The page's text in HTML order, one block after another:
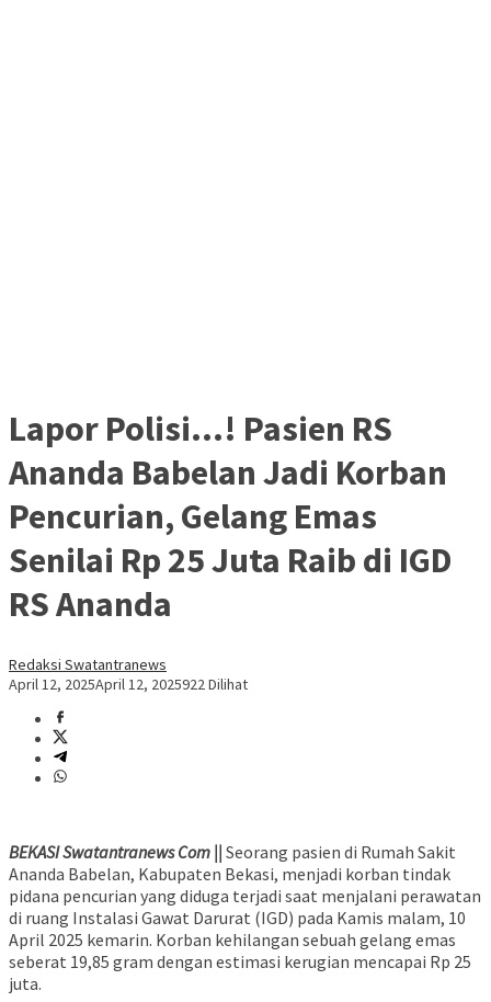
Lapor Polisi…! Pasien RS
Ananda Babelan Jadi Korban
Pencurian, Gelang Emas
Senilai Rp 25 Juta Raib di IGD
RS Ananda
Redaksi Swatantranews
April 12, 2025April 12, 2025922 Dilihat
BEKASI Swatantranews Com || Seorang pasien di Rumah Sakit
Ananda Babelan, Kabupaten Bekasi, menjadi korban tindak
pidana pencurian yang diduga terjadi saat menjalani perawatan
di ruang Instalasi Gawat Darurat (IGD) pada Kamis malam, 10
April 2025 kemarin. Korban kehilangan sebuah gelang emas
seberat 19,85 gram dengan estimasi kerugian mencapai Rp 25
juta.